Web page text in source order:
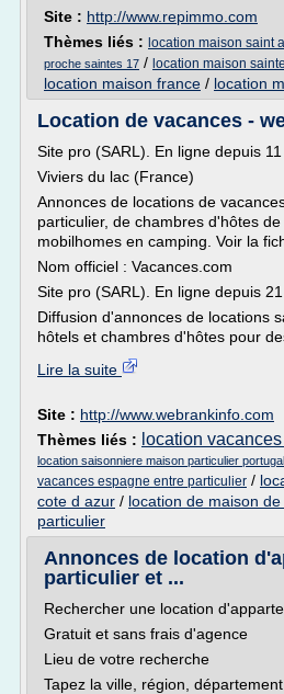
Site : http://www.repimmo.com
Thèmes liés : location maison saint
proche saintes 17 / location maison
location maison france / location
Location de vacances -
Site pro (SARL). En ligne depuis 11
Viviers du lac (France)
Annonces de locations de
particulier, de chambres d'hôtes
mobilhomes en camping. Voir la
Nom officiel : Vacances.com
Site pro (SARL). En ligne depuis
Diffusion d'annonces de locations
hôtels et chambres d'hôtes pour
Lire la suite
Site : http://www.webrankinfo.com
Thèmes liés : location
location saisonniere maison particulier
vacances espagne entre particulier /
cote d azur / location de maison
particulier
Annonces de location
particulier et ...
Rechercher une location
Gratuit et sans frais d'agence
Lieu de votre recherche
Tapez la ville, région, département